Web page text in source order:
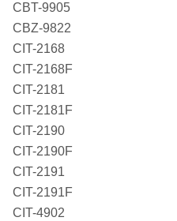
CBT-9905
CBZ-9822
CIT-2168
CIT-2168F
CIT-2181
CIT-2181F
CIT-2190
CIT-2190F
CIT-2191
CIT-2191F
CIT-4902